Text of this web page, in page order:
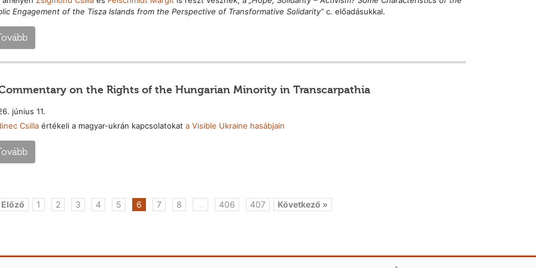
Engagement of the Tisza Islands from the Perspective of Transformative Solidarity”c. előadásukkal.
on the Rights of the Hungarian Minority in Transcarpathia
június 11.
Csillaértékeli a magyar-ukrán kapcsolatokat a Visible Ukraine hasábjain
Előző 1 2 3 4 5 6 7 8 406 407 Következő »